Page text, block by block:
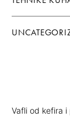
Vafli od kefira i